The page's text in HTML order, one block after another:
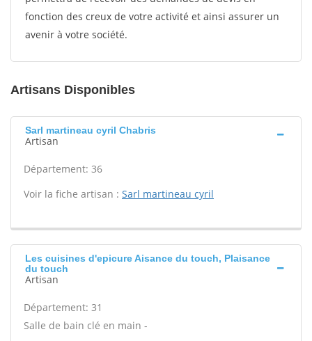
fonction des creux de votre activité et ainsi assurer un
avenir à votre société.
Artisans Disponibles
Sarl martineau cyril Chabris
Artisan
Département: 36
Voir la fiche artisan : Sarl martineau cyril
Les cuisines d'epicure Aisance du touch, Plaisance
du touch
Artisan
Département: 31
Salle de bain clé en main -